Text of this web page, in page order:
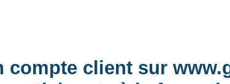
compte client sur